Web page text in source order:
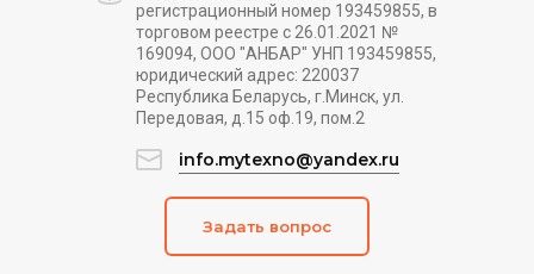
регистрационный номер 193459855, в
торговом реестре с 26.01.2021 №
169094, ООО "АНБАР" УНП 193459855,
юридический адрес: 220037
Республика Беларусь, г.Минск, ул.
Передовая, д.15 оф.19, пом.2
info.mytexno@yandex.ru
Задать вопрос